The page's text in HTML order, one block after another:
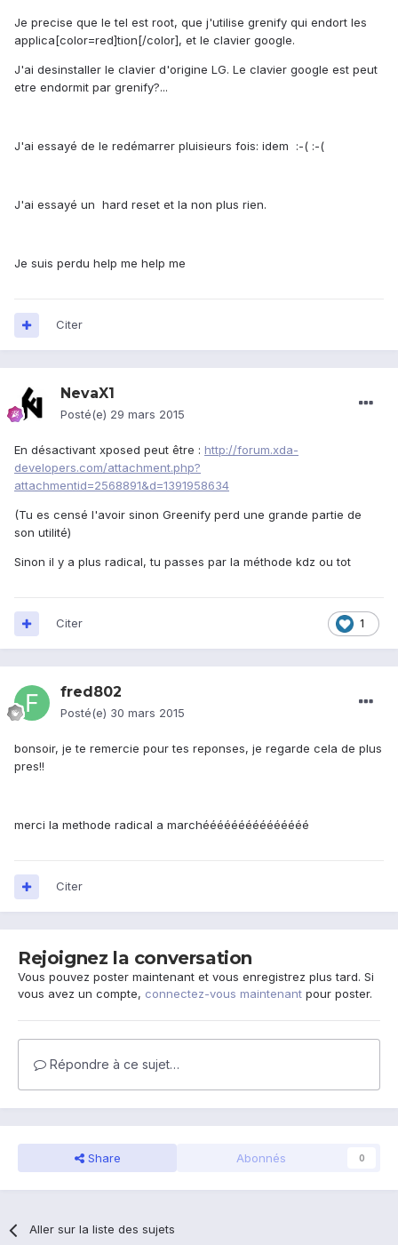
Je precise que le tel est root, que j'utilise grenify qui endort les
applica[color=red]tion[/color], et le clavier google.
J'ai desinstaller le clavier d'origine LG. Le clavier google est peut
etre endormit par grenify?...
J'ai essayé de le redémarrer pluisieurs fois: idem :-( :-(
J'ai essayé un hard reset et la non plus rien.
Je suis perdu help me help me
Citer
NevaX1
Posté(e) 29 mars 2015
En désactivant xposed peut être : http://forum.xda-
developers.com/attachment.php?
attachmentid=2568891&d=1391958634
(Tu es censé l'avoir sinon Greenify perd une grande partie de
son utilité)
Sinon il y a plus radical, tu passes par la méthode kdz ou tot
1
Citer
fred802
Posté(e) 30 mars 2015
bonsoir, je te remercie pour tes reponses, je regarde cela de plus
pres!!
merci la methode radical a marchééééééééééééééé
Citer
Rejoignez la conversation
Vous pouvez poster maintenant et vous enregistrez plus tard. Si
vous avez un compte, connectez-vous maintenant pour poster.
Répondre à ce sujet…
Share Abonnés 0
Aller sur la liste des sujets